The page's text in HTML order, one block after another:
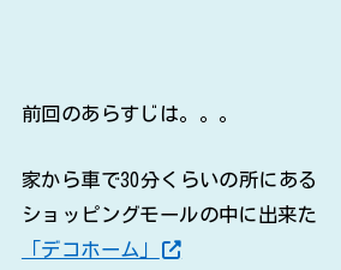
前回のあらすじは。。。
家から車で30分くらいの所にある
ショッピングモールの中に出来た
「デコホーム」